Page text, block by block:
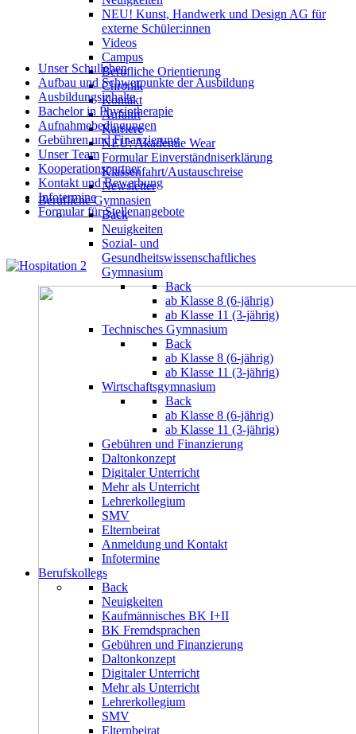
NEU! Kunst, Handwerk und Design AG für
externe Schüler:innen
Videos
Campus
Berufliche Orientierung
Chronik
Kontakt
Anfahrt
Karriere
NEU: Akademie Wear
Formular Einverständniserklärung
Klassenfahrt/Austauschreise
Newsletter
Berufliche Gymnasien
Back
Neuigkeiten
Sozial- und
Gesundheitswissenschaftliches
Gymnasium
Back
ab Klasse 8 (6-jährig)
ab Klasse 11 (3-jährig)
Technisches Gymnasium
Back
ab Klasse 8 (6-jährig)
ab Klasse 11 (3-jährig)
Wirtschaftsgymnasium
Back
ab Klasse 8 (6-jährig)
ab Klasse 11 (3-jährig)
Gebühren und Finanzierung
Daltonkonzept
Digitaler Unterricht
Mehr als Unterricht
Lehrerkollegium
SMV
Elternbeirat
Anmeldung und Kontakt
Infotermine
Berufskollegs
Back
Neuigkeiten
Kaufmännisches BK I+II
BK Fremdsprachen
Gebühren und Finanzierung
Daltonkonzept
Digitaler Unterricht
Mehr als Unterricht
Lehrerkollegium
SMV
Elternbeirat
Unser Schulleben
Aufbau und Schwerpunkte der Ausbildung
Ausbildungsinhalte
Bachelor in Physiotherapie
Aufnahmebedingungen
Gebühren und Finanzierung
Unser Team
Kooperationspartner
Kontakt und Bewerbung
Infotermine
Formular für Stellenangebote